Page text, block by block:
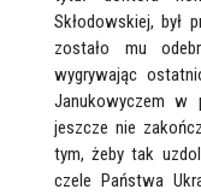
Skłodowskiej, był
zostało mu
wygrywając
Janukowyczem w
jeszcze nie
tym, żeby tak
czele Państwa